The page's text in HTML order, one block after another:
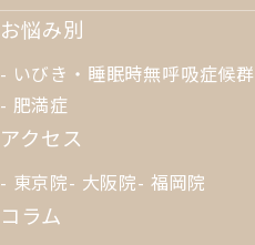
お悩み別
いびき・睡眠時無呼吸症候群
肥満症
アクセス
東京院 大阪院 福岡院
コラム